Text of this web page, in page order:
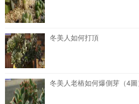
冬美人如何打頂
冬美人老樁如何爆側芽（4圖